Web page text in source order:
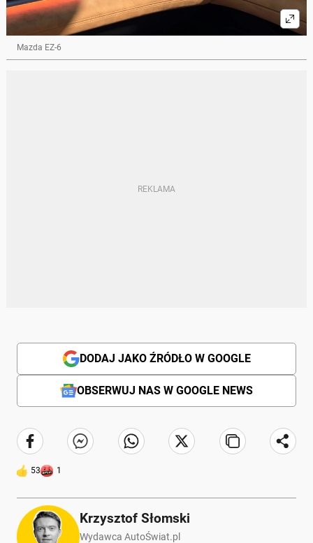
Mazda EZ-6
DODAJ JAKO ŹRÓDŁO W GOOGLE
OBSERWUJ NAS W GOOGLE NEWS
53 1
Krzysztof Słomski
Wydawca AutoŚwiat.pl